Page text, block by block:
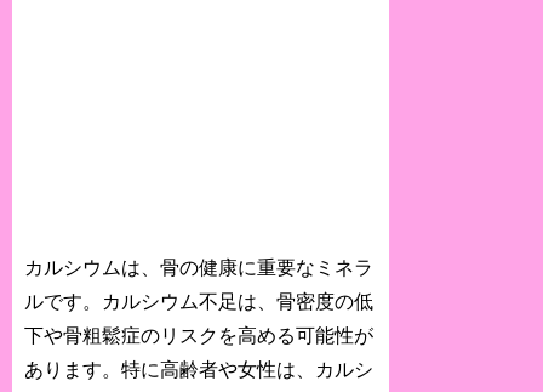
カルシウムは、骨の健康に重要なミネラ
ルです。カルシウム不足は、骨密度の低
下や骨粗鬆症のリスクを高める可能性が
あります。特に高齢者や女性は、カルシ